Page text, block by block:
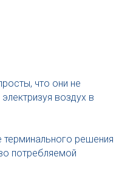
что они не
воздух в
решения
потребляемой